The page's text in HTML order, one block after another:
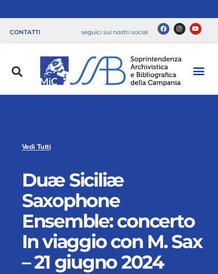
CONTATTI seguici sui nostri social
Vedi Tutti
Duæ Siciliæ
Saxophone
Ensemble: concerto
In viaggio con M. Sax
– 21 giugno 2024